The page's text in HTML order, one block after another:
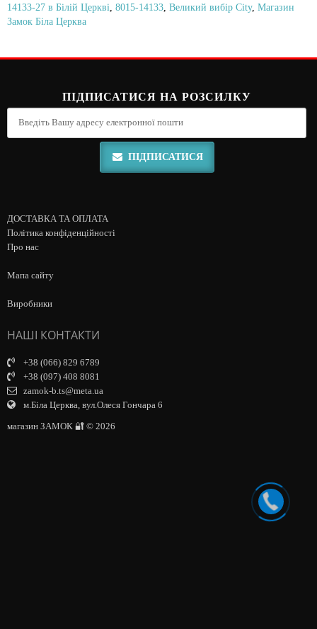
14133-27 в Білій Церкві 8015-14133 Великий вибір City, Магазин
Замок Біла Церква
ПІДПИСАТИСЯ НА РОЗСИЛКУ
ПІДПИСАТИСЯ
ДОСТАВКА ТА ОПЛАТА
Політика конфіденційності
Про нас
Мапа сайту
Виробники
НАШІ КОНТАКТИ
+38 (066) 829 6789
+38 (097) 408 8081
zamok-b.ts@meta.ua
м.Біла Церква, вул.Олеся Гончара 6
магазин ЗАМОК 🔐 © 2026